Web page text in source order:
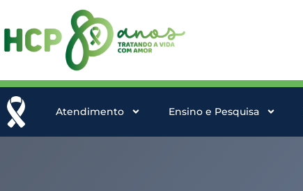
Atendimento Ensino e Pesquisa